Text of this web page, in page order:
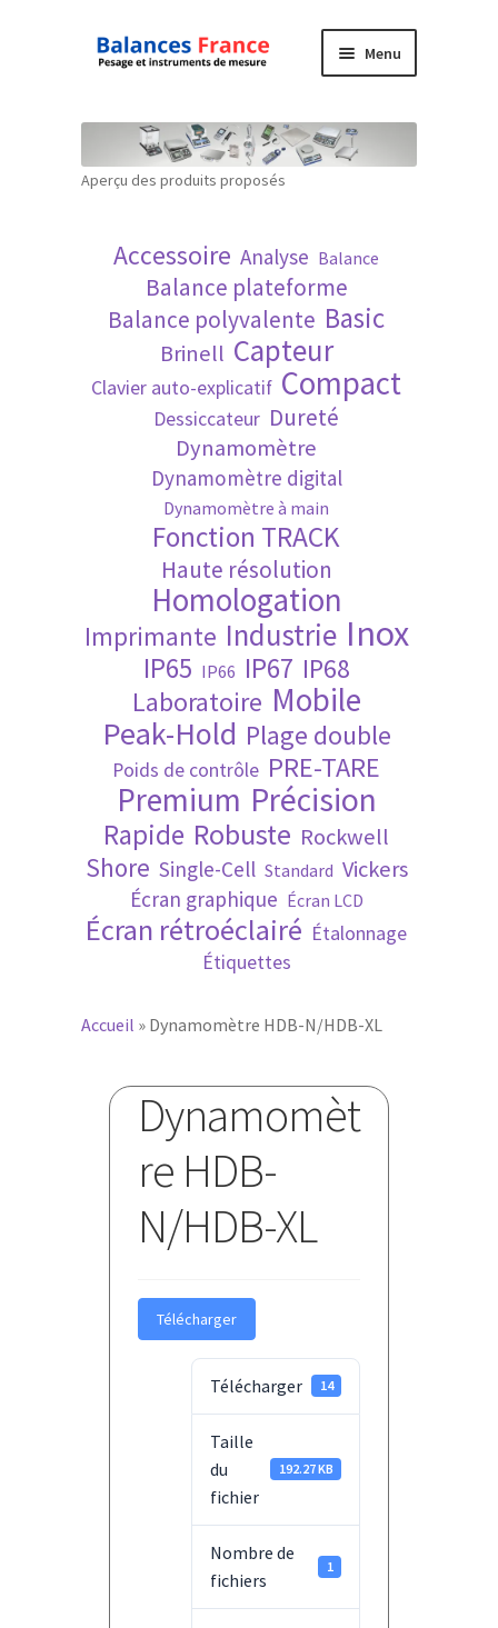
Aller
navigation
Aller
Menu
Mon compte
Politique de confidentialité
Politique en matière de remboursements et
Recherche avancée
Technique
Validation de la commande
Aperçu des produits proposés
Accessoire Analyse Balance
Balance plateforme
Balance polyvalente Basic
Brinell Capteur
Clavier auto-explicatif Compact
Dessiccateur Dureté
Dynamomètre
Dynamomètre digital
Dynamomètre à main
Fonction TRACK
Haute résolution
Homologation
Imprimante Industrie Inox
IP65 IP66 IP67 IP68
Laboratoire Mobile
Peak-Hold Plage double
Poids de contrôle PRE-TARE
Premium Précision
Rapide Robuste Rockwell
Shore Single-Cell Standard Vickers
Écran graphique Écran LCD
Écran rétroéclairé Étalonnage
Étiquettes
Accueil » Dynamomètre HDB-N/HDB-XL
Dynamomèt
re HDB-
N/HDB-XL
Télécharger
Télécharger 14
Taille
du
fichier
192.27 KB
Nombre de
fichiers
1